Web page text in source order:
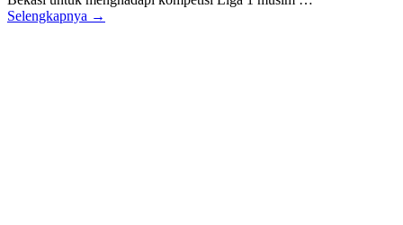
Selengkapnya →